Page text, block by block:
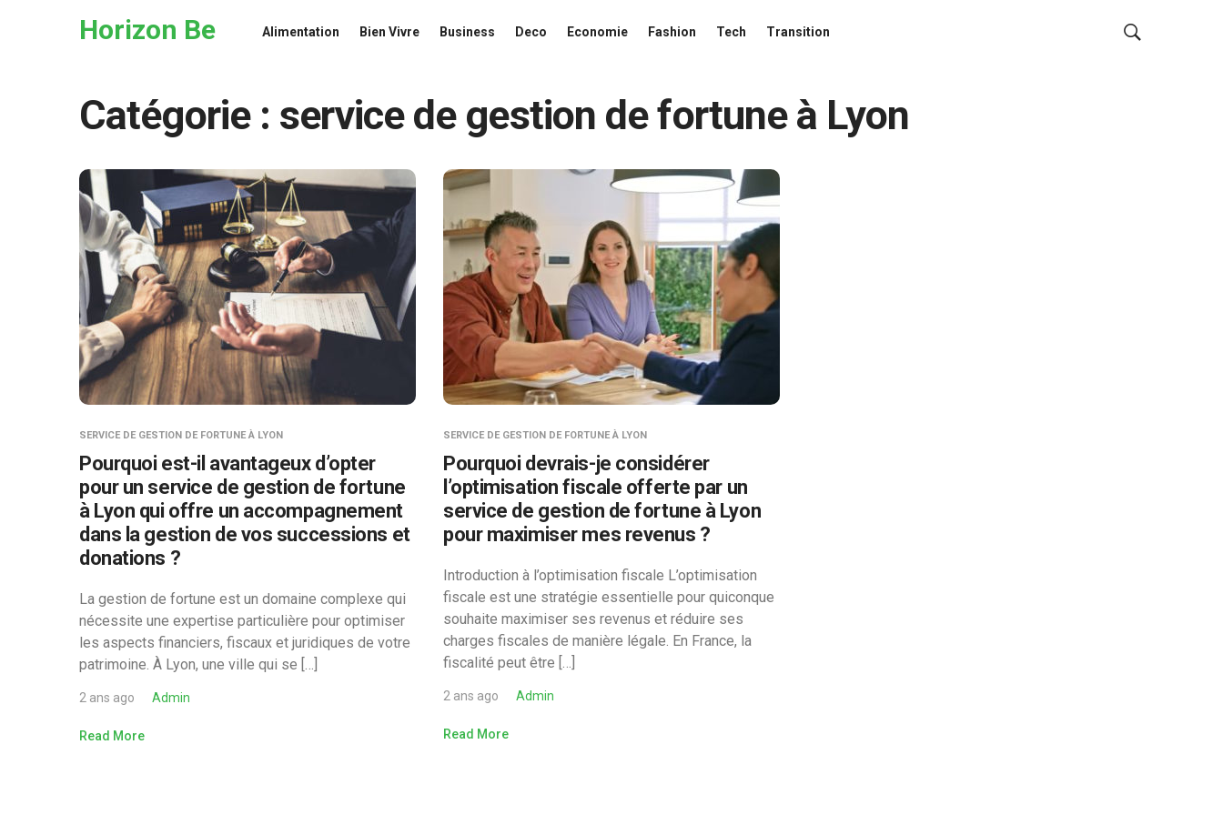
Horizon Be Alimentation Bien Vivre Business Deco Economie Fashion Tech Transition
Catégorie : service de gestion de fortune à Lyon
SERVICE DE GESTION DE FORTUNE À LYON
Pourquoi est-il avantageux d’opter
pour un service de gestion de fortune
à Lyon qui offre un accompagnement
dans la gestion de vos successions et
donations ?
La gestion de fortune est un domaine complexe qui
nécessite une expertise particulière pour optimiser
les aspects financiers, fiscaux et juridiques de votre
patrimoine. À Lyon, une ville qui se […]
2 ans ago Admin
Read More
SERVICE DE GESTION DE FORTUNE À LYON
Pourquoi devrais-je considérer
l’optimisation fiscale offerte par un
service de gestion de fortune à Lyon
pour maximiser mes revenus ?
Introduction à l’optimisation fiscale L’optimisation
fiscale est une stratégie essentielle pour quiconque
souhaite maximiser ses revenus et réduire ses
charges fiscales de manière légale. En France, la
fiscalité peut être […]
2 ans ago Admin
Read More